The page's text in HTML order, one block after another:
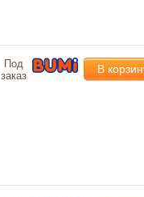
Под
заказ
В